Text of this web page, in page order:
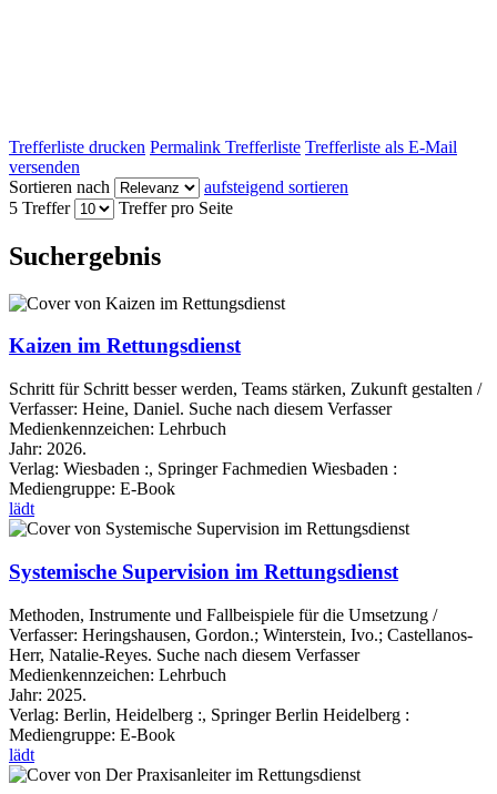
Trefferliste drucken Permalink Trefferliste Trefferliste als E-Mail
versenden
Sortieren nach
aufsteigend sortieren
5 Treffer
Treffer pro Seite
Suchergebnis
Kaizen im Rettungsdienst
Schritt für Schritt besser werden, Teams stärken, Zukunft gestalten /
Verfasser: Heine, Daniel. Suche nach diesem Verfasser
Medienkennzeichen: Lehrbuch
Jahr: 2026.
Verlag: Wiesbaden :, Springer Fachmedien Wiesbaden :
Mediengruppe: E-Book
lädt
Systemische Supervision im Rettungsdienst
Methoden, Instrumente und Fallbeispiele für die Umsetzung /
Verfasser: Heringshausen, Gordon.; Winterstein, Ivo.; Castellanos-
Herr, Natalie-Reyes. Suche nach diesem Verfasser
Medienkennzeichen: Lehrbuch
Jahr: 2025.
Verlag: Berlin, Heidelberg :, Springer Berlin Heidelberg :
Mediengruppe: E-Book
lädt